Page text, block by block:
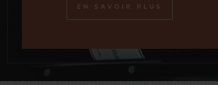
EN SAVOIR PLUS